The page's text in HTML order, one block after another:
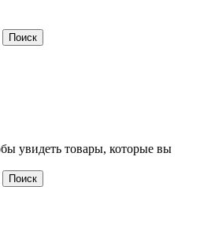
Поиск
увидеть товары, которые вы
Поиск